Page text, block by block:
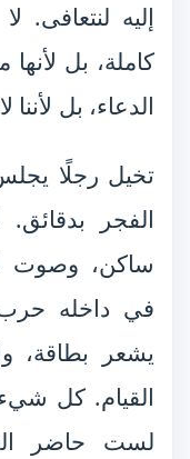
إليه لنتعافى.
كاملة، بل
الدعاء، بل لأننا
تخيل رجلًا
الفجر
ساكن، وصوت
في داخله حرب
يشعر بطاقة،
القيام. كل
لست حاضر